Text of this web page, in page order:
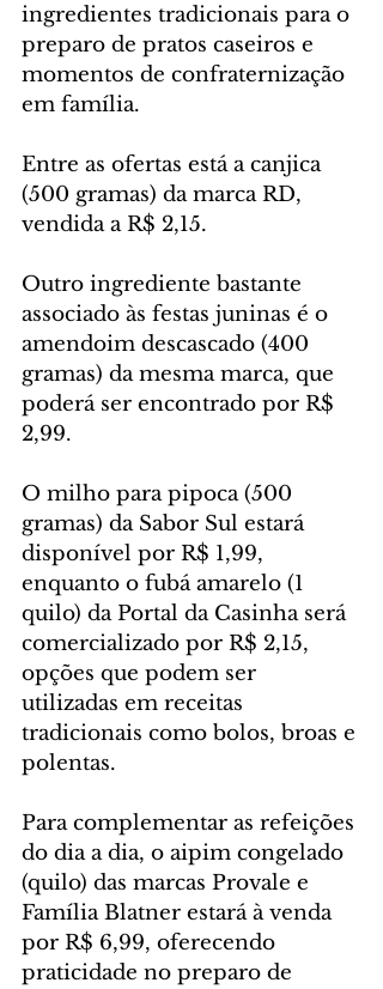
ingredientes tradicionais para o
preparo de pratos caseiros e
momentos de confraternização
em família.
Entre as ofertas está a canjica
(500 gramas) da marca RD,
vendida a R$ 2,15.
Outro ingrediente bastante
associado às festas juninas é o
amendoim descascado (400
gramas) da mesma marca, que
poderá ser encontrado por R$
2,99.
O milho para pipoca (500
gramas) da Sabor Sul estará
disponível por R$ 1,99,
enquanto o fubá amarelo (1
quilo) da Portal da Casinha será
comercializado por R$ 2,15,
opções que podem ser
utilizadas em receitas
tradicionais como bolos, broas e
polentas.
Para complementar as refeições
do dia a dia, o aipim congelado
(quilo) das marcas Provale e
Família Blatner estará à venda
por R$ 6,99, oferecendo
praticidade no preparo de